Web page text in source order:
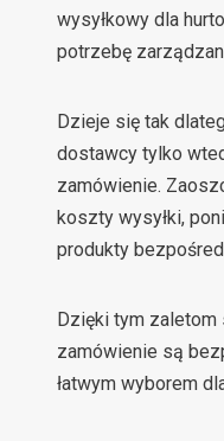
wysyłkowy dla
potrzebę
Dzieje się tak
dostawcy tylko
zamówienie.
koszty wysyłki,
produkty
Dzięki tym
zamówienie są
łatwym wyborem